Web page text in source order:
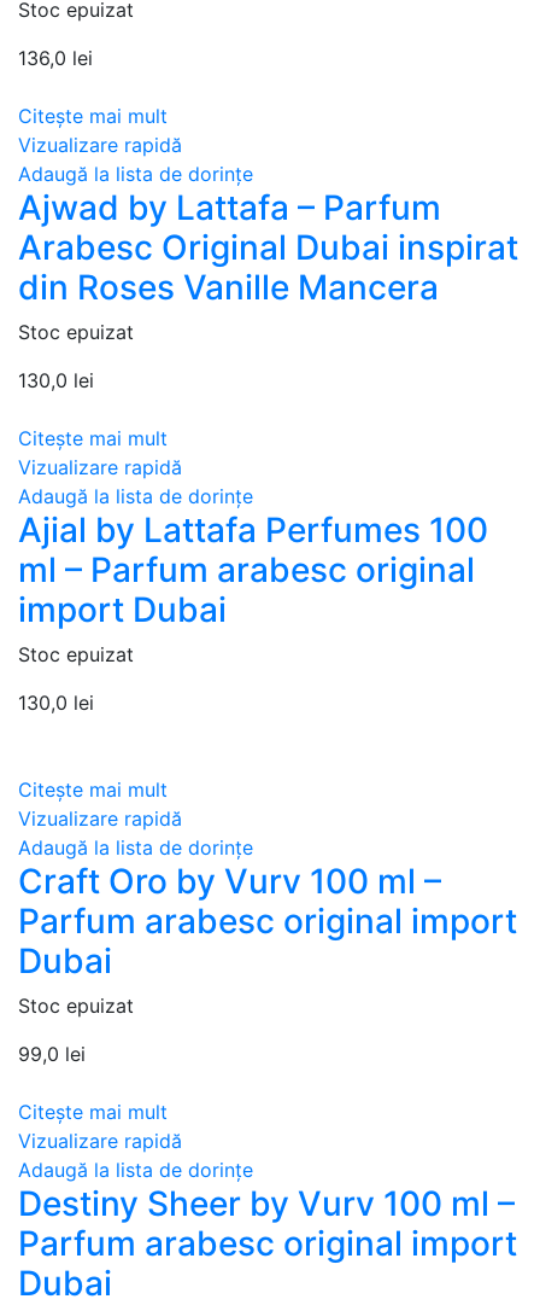
Stoc epuizat
136,0 lei
Citește mai mult
Vizualizare rapidă
Adaugă la lista de dorințe
Ajwad by Lattafa – Parfum
Arabesc Original Dubai inspirat
din Roses Vanille Mancera
Stoc epuizat
130,0 lei
Citește mai mult
Vizualizare rapidă
Adaugă la lista de dorințe
Ajial by Lattafa Perfumes 100
ml – Parfum arabesc original
import Dubai
Stoc epuizat
130,0 lei
Citește mai mult
Vizualizare rapidă
Adaugă la lista de dorințe
Craft Oro by Vurv 100 ml –
Parfum arabesc original import
Dubai
Stoc epuizat
99,0 lei
Citește mai mult
Vizualizare rapidă
Adaugă la lista de dorințe
Destiny Sheer by Vurv 100 ml –
Parfum arabesc original import
Dubai